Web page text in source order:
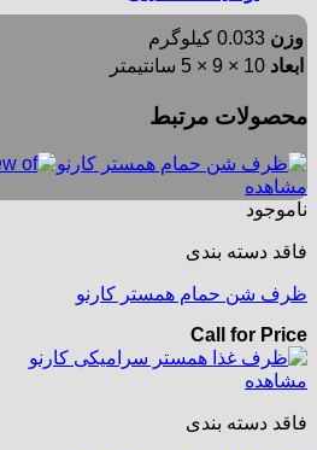
وزن 0.033 کیلوگرم
ابعاد 10 × 9 × 5 سانتیمتر
محصولات مرتبط
مشاهده
ناموجود
فاقد دسته بندی
ظرف شن حمام همستر کارنو
Call for Price
مشاهده
فاقد دسته بندی